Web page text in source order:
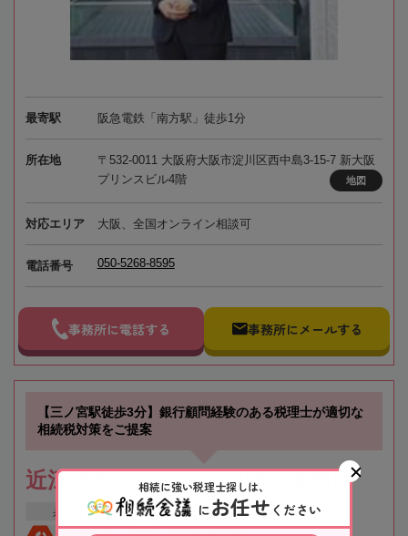
最寄駅 阪急電鉄「南方駅」徒歩1分
所在地
〒532-0011 大阪府大阪市淀川区西中島3-15-7 新大阪
プリンスビル4階
地図
対応エリア 大阪、全国オンライン相談可
電話番号 050-5268-8595
事務所に電話する 事務所にメールする
【三ノ宮駅徒歩3分】銀行顧問経験のある税理士が適切な
相続税対策をご提案
近江清秀公認会計士税理士事務所
兵庫県 神戸市 三ノ宮駅
相続に強い税理士探しは、
にお任せ ください